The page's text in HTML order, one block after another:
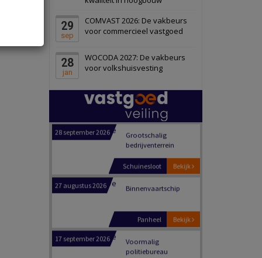
29
sep
COMVAST 2026: De vakbeurs
voor commercieel vastgoed
28
jan
WOCODA 2027: De vakbeurs
voor volkshuisvesting
Schiedam
22 september 2026 Attractiepark
Bekijk
Oranje
28 september 2026
bedrijventerrein
Schuinesloot
27 augustus 2026 Binnenvaartschip
Bekijk
Panheel
17 september 2026
Voormalig
Bekijk
Dordrecht
17 september 2026
Voormalig
politiebureau